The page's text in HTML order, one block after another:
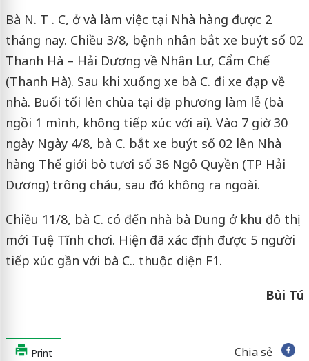
Bà N. T . C, ở và làm việc tại Nhà hàng được 2
tháng nay. Chiều 3/8, bệnh nhân bắt xe buýt số 02
Thanh Hà – Hải Dương về Nhân Lư, Cẩm Chế
(Thanh Hà). Sau khi xuống xe bà C. đi xe đạp về
nhà. Buổi tối lên chùa tại địa phương làm lễ (bà
ngồi 1 mình, không tiếp xúc với ai). Vào 7 giờ 30
ngày Ngày 4/8, bà C. bắt xe buýt số 02 lên Nhà
hàng Thế giới bò tươi số 36 Ngô Quyền (TP Hải
Dương) trông cháu, sau đó không ra ngoài.
Chiều 11/8, bà C. có đến nhà bà Dung ở khu đô thị
mới Tuệ Tĩnh chơi. Hiện đã xác định được 5 người
tiếp xúc gần với bà C.. thuộc diện F1.
Bùi Tú
Print Chia sẻ